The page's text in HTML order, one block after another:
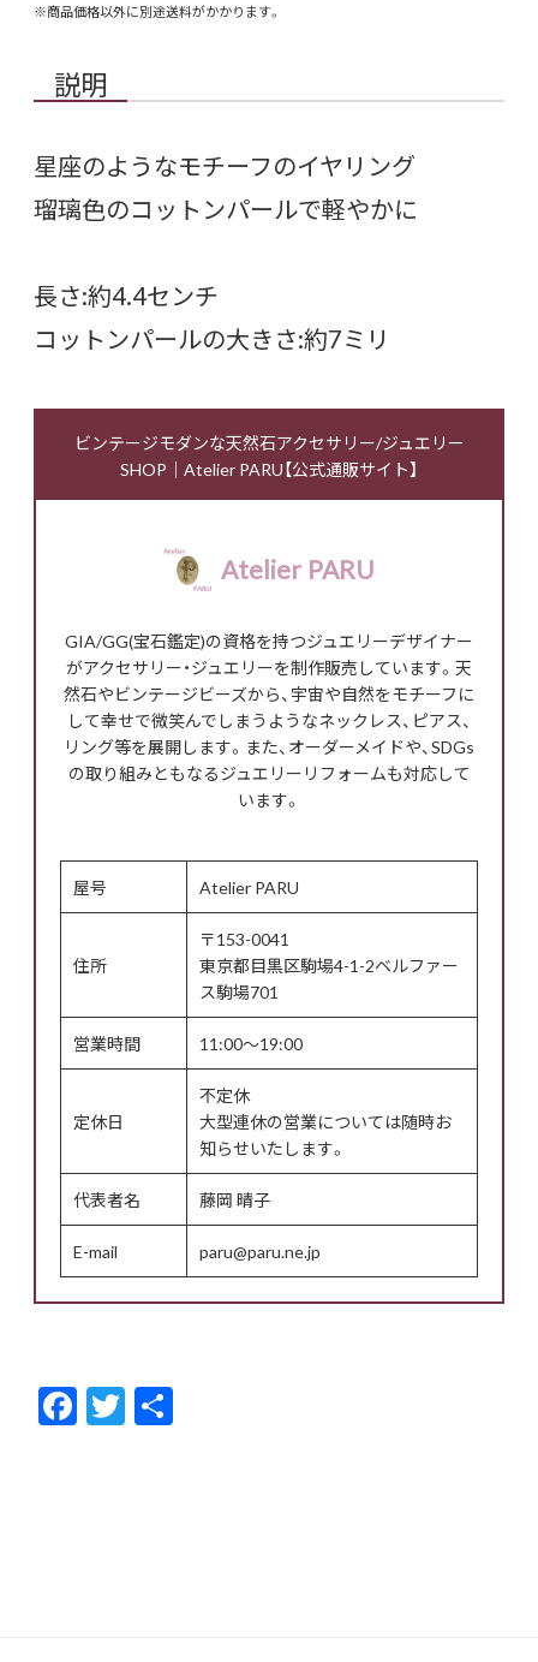
※商品価格以外に別途送料がかかります。
説明
星座のようなモチーフのイヤリング
瑠璃色のコットンパールで軽やかに
長さ:約4.4センチ
コットンパールの大きさ:約7ミリ
ビンテージモダンな天然石アクセサリー/ジュエリー
SHOP｜Atelier PARU【公式通販サイト】
Atelier PARU
GIA/GG(宝石鑑定)の資格を持つジュエリーデザイナー
がアクセサリー・ジュエリーを制作販売しています。天
然石やビンテージビーズから、宇宙や自然をモチーフに
して幸せで微笑んでしまうようなネックレス、ピアス、
リング等を展開します。また、オーダーメイドや、SDGs
の取り組みともなるジュエリーリフォームも対応して
います。
屋号 Atelier PARU
住所
〒153-0041
東京都目黒区駒場4-1-2ベルファー
ス駒場701
営業時間 11:00～19:00
定休日
不定休
大型連休の営業については随時お
知らせいたします。
代表者名 藤岡 晴子
E-mail paru@paru.ne.jp
F
ac
T
w